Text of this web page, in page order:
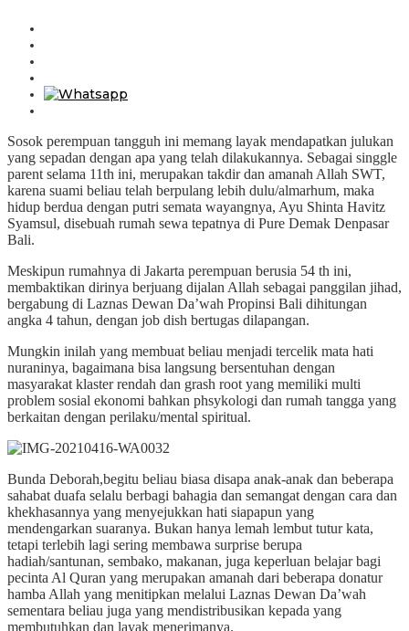
Sosok perempuan tangguh ini memang layak mendapatkan julukan
yang sepadan dengan apa yang telah dilakukannya. Sebagai singgle
parent selama 11th ini, merupakan takdir dan amanah Allah SWT,
karena suami beliau telah berpulang lebih dulu/almarhum, maka
hidup berdua dengan putri semata wayangnya, Ayu Shinta Havitz
Syamsul, disebuah rumah sewa tepatnya di Pure Demak Denpasar
Bali.
Meskipun rumahnya di Jakarta perempuan berusia 54 th ini,
membaktikan dirinya berjuang dijalan Allah sebagai panggilan jihad,
bergabung di Laznas Dewan Da’wah Propinsi Bali dihitungan
angka 4 tahun, dengan job dish bertugas dilapangan.
Mungkin inilah yang membuat beliau menjadi tercelik mata hati
nuraninya, bagaimana bisa langsung bersentuhan dengan
masyarakat klaster rendah dan grash root yang memiliki multi
problem sosial ekonomi bahkan phsykologi dan rumah tangga yang
berkaitan dengan perilaku/mental spiritual.
Bunda Deborah,begitu beliau biasa disapa anak-anak dan beberapa
sahabat duafa selalu berbagi bahagia dan semangat dengan cara dan
khekhasannya yang menyejukkan hati siapapun yang
mendengarkan suaranya. Bukan hanya lemah lembut tutur kata,
tetapi terlebih lagi sering membawa surprise berupa
hadiah/santunan, sembako, makanan, juga keperluan belajar bagi
pecinta Al Quran yang merupakan amanah dari beberapa donatur
hamba Allah yang menitipkan melalui Laznas Dewan Da’wah
sementara beliau juga yang mendistribusikan kepada yang
membutuhkan dan layak menerimanya.